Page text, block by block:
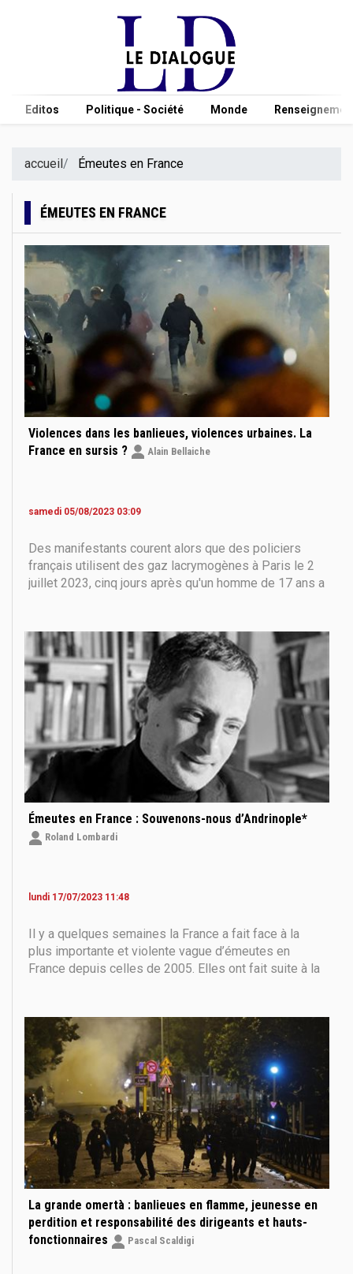
Editos Politique - Société Monde
accueil Émeutes en France
ÉMEUTES EN FRANCE
Violences dans les banlieues, violences urbaines. La
France en sursis ?
Alain Bellaiche
samedi 05/08/2023 03:09
Des manifestants courent alors que des policiers
français utilisent des gaz lacrymogènes à Paris le 2
juillet 2023, cinq jours après qu'un homme de 17 ans a
personnes dans tout le pays au cours d'une
Émeutes en France : Souvenons-nous d’Andrinople*
Roland Lombardi
lundi 17/07/2023 11:48
Il y a quelques semaines la France a fait face à la
plus importante et violente vague d’émeutes en
France depuis celles de 2005. Elles ont fait suite à la
d’obtempérer. Depuis, les analyses sur
La grande omertà : banlieues en flamme, jeunesse en
perdition et responsabilité des dirigeants et hauts-
fonctionnaires
Pascal Scaldigi